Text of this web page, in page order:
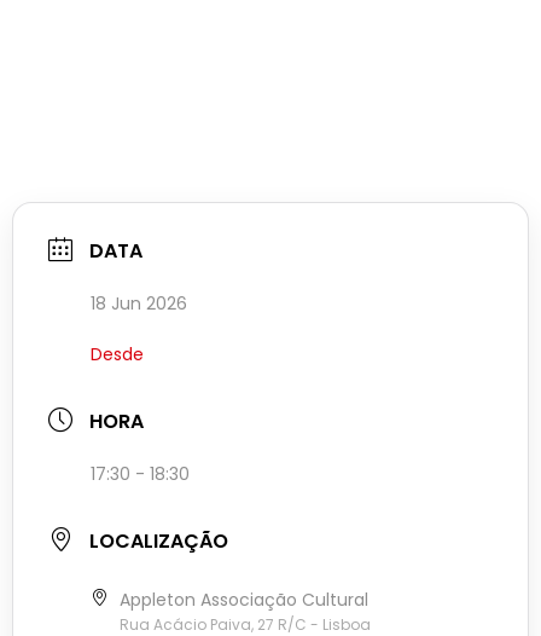
DATA
18 Jun 2026
Desde
HORA
17:30 - 18:30
LOCALIZAÇÃO
Appleton Associação Cultural
Rua Acácio Paiva, 27 R/C - Lisboa